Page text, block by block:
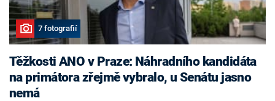
7 fotografií
Těžkosti ANO v Praze: Náhradního kandidáta
na primátora zřejmě vybralo, u Senátu jasno
nemá